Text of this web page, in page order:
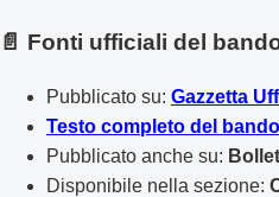
📄 Fonti ufficiali del
Pubblicato su: Gazzetta
Testo completo del
Pubblicato anche su:
Disponibile nella sezione: